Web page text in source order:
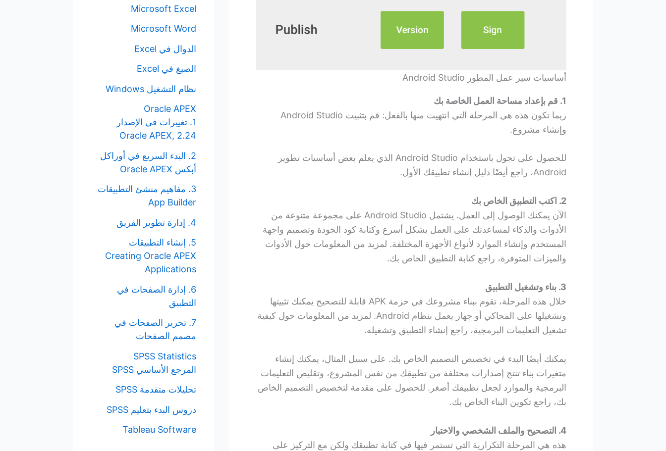
أساسيات سير عمل المطور Android Studio
1. قم بإعداد مساحة العمل الخاصة بك
ربما تكون هذه هي المرحلة التي انتهيت منها بالفعل: قم بتثبيت Android Studio
وإنشاء مشروع.
للحصول على تجول باستخدام Android Studio الذي يعلم بعض أساسيات تطوير
Android، راجع أيضًا دليل إنشاء تطبيقك الأول.
2. اكتب التطبيق الخاص بك
الآن يمكنك الوصول إلى العمل. يشتمل Android Studio على مجموعة متنوعة من
الأدوات والذكاء لمساعدتك على العمل بشكل أسرع وكتابة كود الجودة وتصميم واجهة
المستخدم وإنشاء الموارد لأنواع الأجهزة المختلفة. لمزيد من المعلومات حول الأدوات
والميزات المتوفرة، راجع كتابة التطبيق الخاص بك.
3. بناء وتشغيل التطبيق
خلال هذه المرحلة، تقوم ببناء مشروعك في حزمة APK قابلة للتصحيح يمكنك تثبيتها
وتشغيلها على المحاكي أو جهاز يعمل بنظام Android. لمزيد من المعلومات حول كيفية
تشغيل التعليمات البرمجية، راجع إنشاء التطبيق وتشغيله.
يمكنك أيضًا البدء في تخصيص التصميم الخاص بك. على سبيل المثال، يمكنك إنشاء
متغيرات بناء تنتج إصدارات مختلفة من تطبيقك من نفس المشروع، وتقليص التعليمات
البرمجية والموارد لجعل تطبيقك أصغر. للحصول على مقدمة لتخصيص التصميم الخاص
بك، راجع تكوين البناء الخاص بك.
4. التصحيح والملف الشخصي والاختبار
هذه هي المرحلة التكرارية التي تستمر فيها في كتابة تطبيقك ولكن مع التركيز على
Microsoft Excel
Microsoft Word
الدوال في Excel
الصيغ في Excel
نظام التشغيل Windows
Oracle APEX
1. تغييرات في الإصدار
Oracle APEX, 2.24
2. البدء السريع في أوراكل
أبكس Oracle APEX
3. مفاهيم منشئ التطبيقات
App Builder
4. إدارة تطوير الفريق
5. إنشاء التطبيقات
Creating Oracle APEX
Applications
6. إدارة الصفحات في
التطبيق
7. تحرير الصفحات في
مصمم الصفحات
SPSS Statistics
المرجع الأساسي SPSS
تحليلات متقدمة SPSS
دروس البدء بتعليم SPSS
Tableau Software